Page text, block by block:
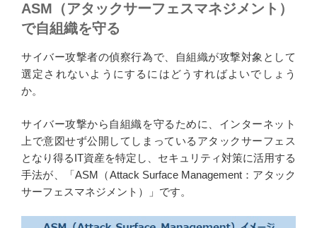
ASM（アタックサーフェスマネジメント）
で自組織を守る
サイバー攻撃者の偵察行為で、自組織が攻撃対象として
選定されないようにするにはどうすればよいでしょう
か。
サイバー攻撃から⾃組織を守るために、インターネット
上で意図せず公開してしまっているアタックサーフェス
となり得るIT資産を特定し、セキュリティ対策に活用する
手法が、「ASM（Attack Surface Management：アタック
サーフェスマネジメント）」です。